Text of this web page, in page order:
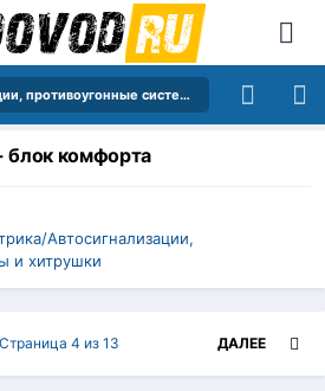
Электрика/Автосигнализации, противоугонные системы и хитрушки
блок комфорта
Автосигнализации,
и хитрушки
ДАЛЕЕ
Страница 4 из 13